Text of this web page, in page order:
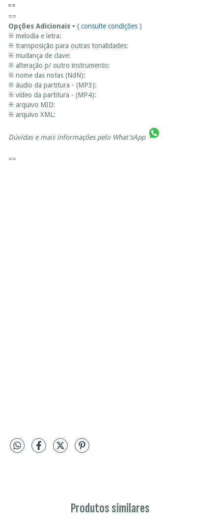
==
==
Opções Adicionais • ( consulte condições )
⁜ melodia e letra:
⁜ transposição para outras tonalidades:
⁜ mudança de clave:
⁜ alteração p/ outro instrumento:
⁜ nome das notas (NdN):
⁜ áudio da partitura - (MP3):
⁜ vídeo da partitura - (MP4):
⁜ arquivo MID:
⁜ arquivo XML:
Dúvidas e mais informações pelo What'sApp
==
Produtos similares